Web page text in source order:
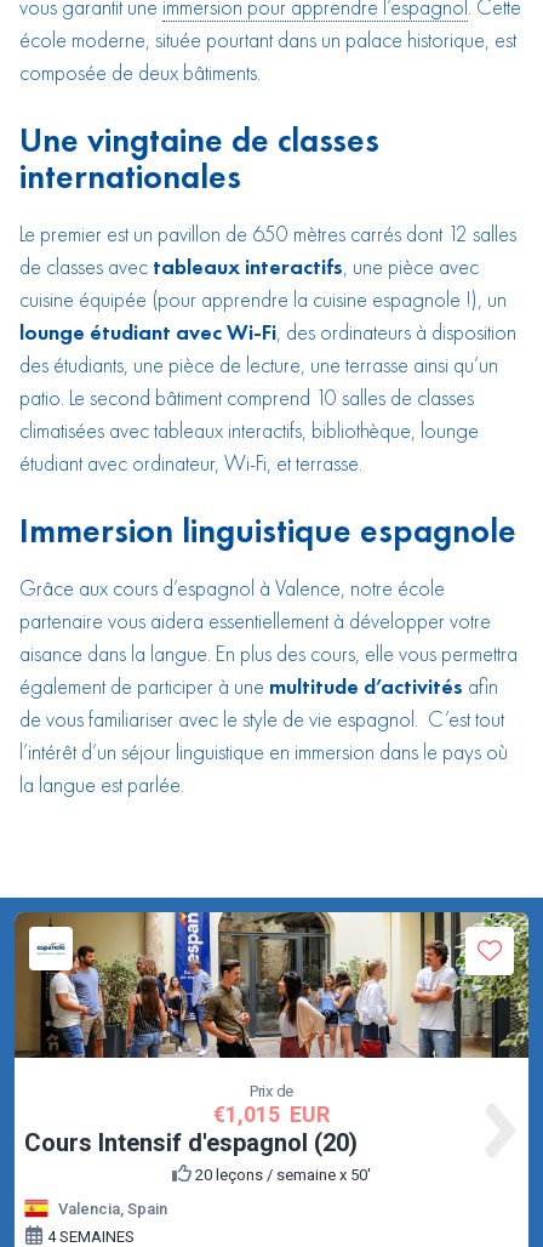
vous garantit une immersion pour apprendre l’espagnol . Cette
école moderne, située pourtant dans un palace historique, est
composée de deux bâtiments.
Une vingtaine de classes
internationales
Le premier est un pavillon de 650 mètres carrés dont 12 salles
de classes avec tableaux interactifs, une pièce avec
cuisine équipée (pour apprendre la cuisine espagnole !), un
lounge étudiant avec Wi-Fi, des ordinateurs à disposition
des étudiants, une pièce de lecture, une terrasse ainsi qu’un
patio. Le second bâtiment comprend 10 salles de classes
climatisées avec tableaux interactifs, bibliothèque, lounge
étudiant avec ordinateur, Wi-Fi, et terrasse.
Immersion linguistique espagnole
Grâce aux cours d’espagnol à Valence, notre école
partenaire vous aidera essentiellement à développer votre
aisance dans la langue. En plus des cours, elle vous permettra
également de participer à une multitude d’activités afin
de vous familiariser avec le style de vie espagnol. C’est tout
l’intérêt d’un séjour linguistique en immersion dans le pays où
la langue est parlée.